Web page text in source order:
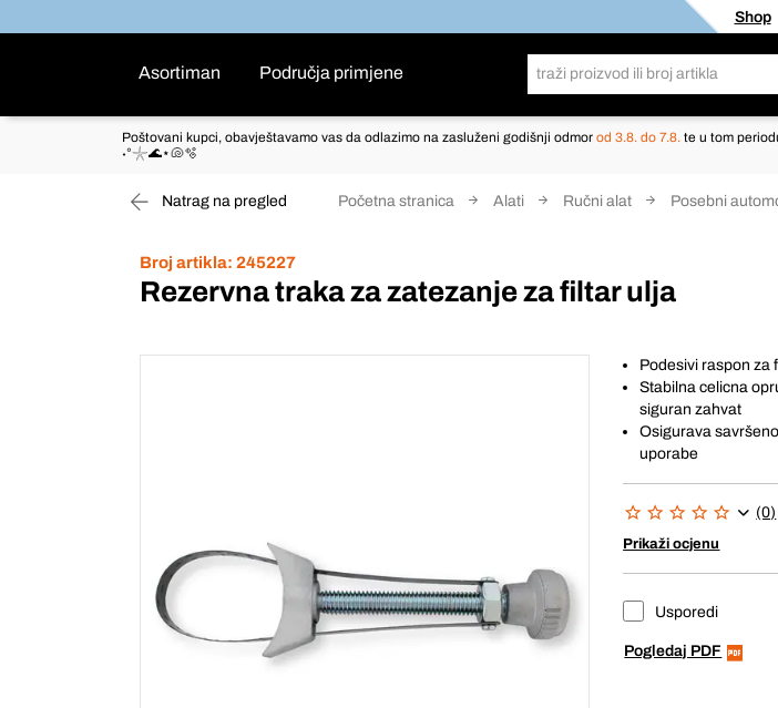
Shop
Asortiman Područja primjene
Poštovani kupci, obavještavamo vas da odlazimo na zasluženi godišnji odmor od 3.8. do 7.8. te u tom
˖°𓇼🌊⋆🐚🫧
Natrag na pregled Početna stranica Alati Ručni alat Posebni
Broj artikla: 245227
Rezervna traka za zatezanje za filtar ulja
Podesivi raspon za
Stabilna celicna
siguran zahvat
Osigurava
uporabe
(0)
Prikaži ocjenu
Usporedi
Pogledaj PDF